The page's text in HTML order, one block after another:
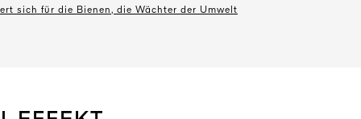
sich für die Bienen, die Wächter der Umwelt